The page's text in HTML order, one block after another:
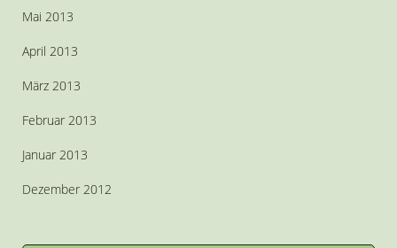
Mai 2013
April 2013
März 2013
Februar 2013
Januar 2013
Dezember 2012